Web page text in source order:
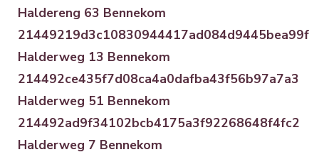
Haldereng 63 Bennekom
21449219d3c10830944417ad084d9445bea99f
Halderweg 13 Bennekom
214492ce435f7d08ca4a0dafba43f56b97a7a3
Halderweg 51 Bennekom
214492ad9f34102bcb4175a3f92268648f4fc2
Halderweg 7 Bennekom